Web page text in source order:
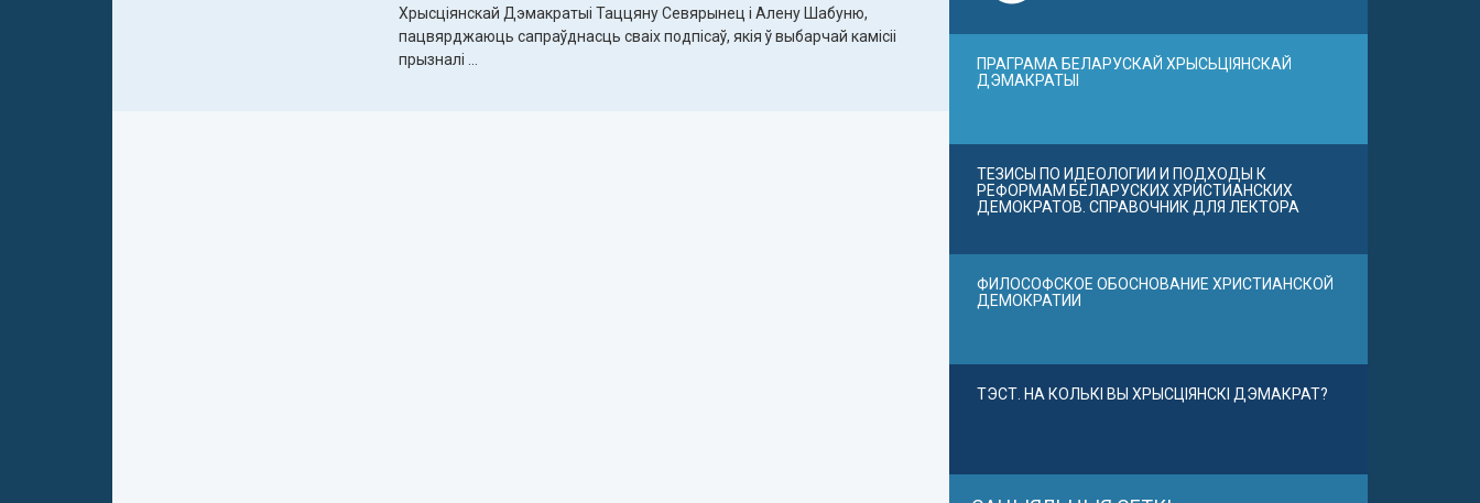
Хрысціянскай Дэмакратыі Таццяну Севярынец і Алену Шабуню,
пацвярджаюць сапраўднасць сваіх подпісаў, якія ў выбарчай камісіі
прызналі ...
ПРАГРАМА БЕЛАРУСКАЙ ХРЫСЬЦІЯНСКАЙ
ДЭМАКРАТЫІ
ТЕЗИСЫ ПО ИДЕОЛОГИИ И ПОДХОДЫ К
РЕФОРМАМ БЕЛАРУСКИХ ХРИСТИАНСКИХ
ДЕМОКРАТОВ. СПРАВОЧНИК ДЛЯ ЛЕКТОРА
ФИЛОСОФСКОЕ ОБОСНОВАНИЕ ХРИСТИАНСКОЙ
ДЕМОКРАТИИ
ТЭСТ. НА КОЛЬКІ ВЫ ХРЫСЦІЯНСКІ ДЭМАКРАТ?